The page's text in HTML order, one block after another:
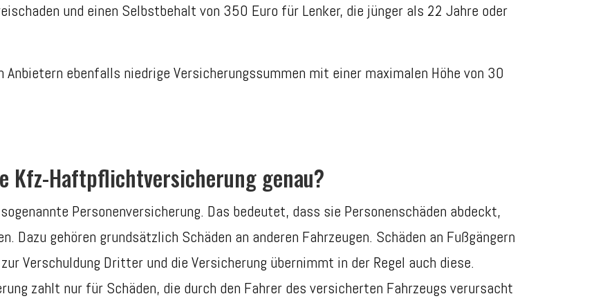
und einen Selbstbehalt von 350 Euro für Lenker, die jünger als 22 Jahre oder
Anbietern ebenfalls niedrige Versicherungssummen mit einer maximalen Höhe von 30
Kfz-Haftpflichtversicherung genau?
Personenversicherung. Das bedeutet, dass sie Personenschäden abdeckt,
Dazu gehören grundsätzlich Schäden an anderen Fahrzeugen. Schäden an Fußgängern
Verschuldung Dritter und die Versicherung übernimmt in der Regel auch diese.
zahlt nur für Schäden, die durch den Fahrer des versicherten Fahrzeugs verursacht